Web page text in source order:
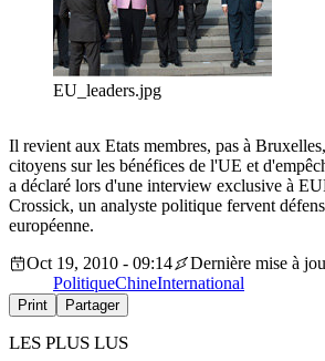
EU_leaders.jpg
Il revient aux Etats membres, pas à
citoyens sur les bénéfices de l'UE et
a déclaré lors d'une interview exclusive à
Crossick, un analyste politique fervent
européenne.
Oct 19, 2010 - 09:14
Dernière mise à
PolitiqueChineInternational
Print Partager
LES PLUS LUS